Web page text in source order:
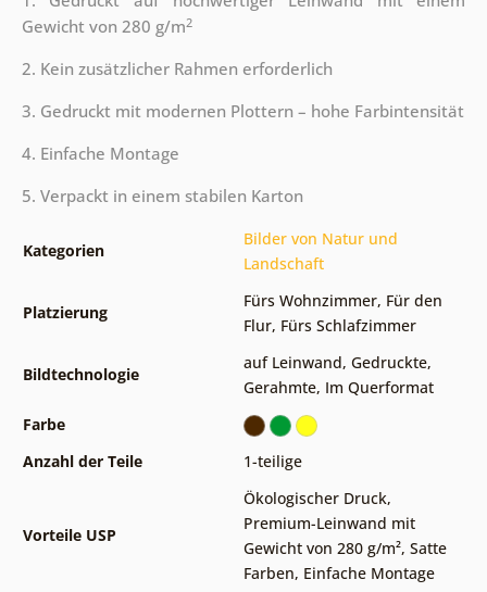
Gewicht von 280 g/m2
2. Kein zusätzlicher Rahmen erforderlich
3. Gedruckt mit modernen Plottern – hohe Farbintensität
4. Einfache Montage
5. Verpackt in einem stabilen Karton
Kategorien
Bilder von Natur und
Landschaft
Platzierung
Fürs Wohnzimmer, Für den
Flur, Fürs Schlafzimmer
Bildtechnologie
auf Leinwand, Gedruckte,
Gerahmte, Im Querformat
Farbe
Anzahl der Teile
1-teilige
Vorteile USP
Ökologischer Druck,
Premium-Leinwand mit
Gewicht von 280 g/m², Satte
Farben, Einfache Montage